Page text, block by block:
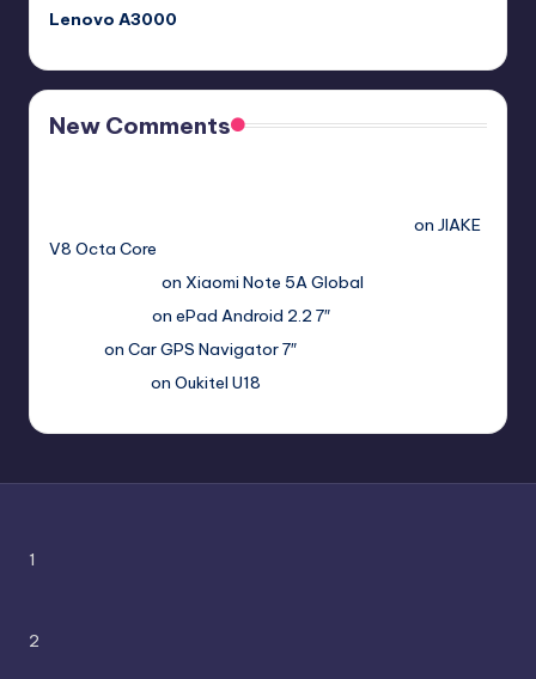
Lenovo A3000
New Comments
on JIAKE
V8 Octa Core
on Xiaomi Note 5A Global
on ePad Android 2.2 7″
on Car GPS Navigator 7″
on Oukitel U18
1
2